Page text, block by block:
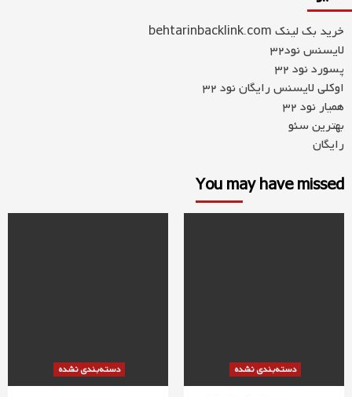
خرید بک لینک behtarinbacklink.com
لایسنس نود32
پسورد نود 32
اوکلی لایسنس رایگان نود 32
همیار نود 32
بهترین سئو
رایگان
You may have missed
دسته‌بندی نشده دسته‌بندی نشده